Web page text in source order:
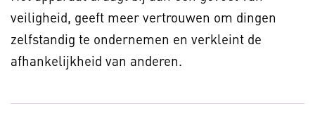
veiligheid, geeft meer vertrouwen om dingen
zelfstandig te ondernemen en verkleint de
afhankelijkheid van anderen.